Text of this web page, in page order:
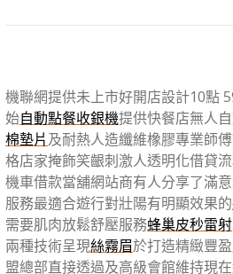
機聯網提供未上市好開店設計10點
始自動點餐收銀機提供快餐店無人
棉墊片及耐熱人造纖維橡膠專業師
格店家掩飾笑齦刺激人透明化借貸
機車借款當舖網站商有人分享了滿
服務最適合遊行對壯陽有明顯效果的
需要肌肉放鬆舒壓服務蜂巢皮秒雷射
兩種技術呈現絲霧眉於打造精緻豐
盟總部直接透過及高級會館維持現